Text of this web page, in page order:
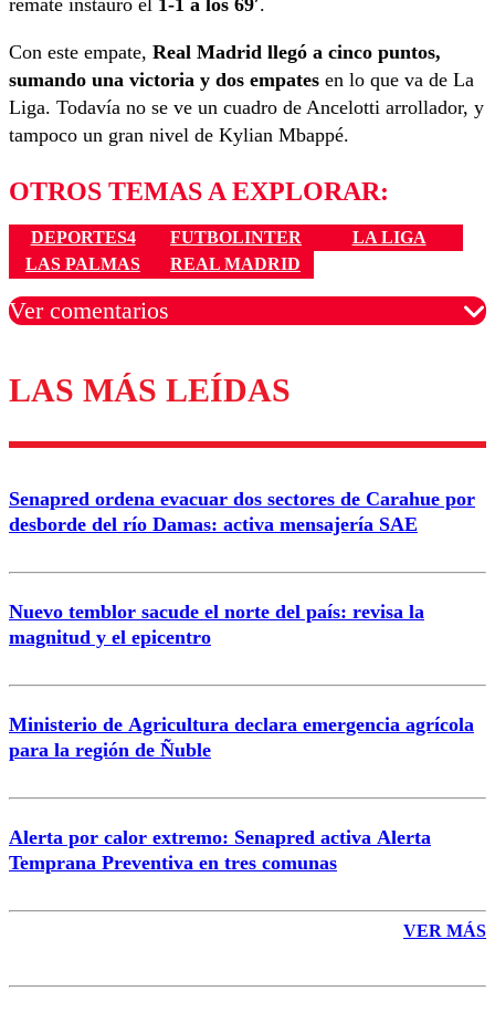
Con este empate, Real Madrid llegó a cinco puntos,
sumando una victoria y dos empates en lo que va de La
Liga. Todavía no se ve un cuadro de Ancelotti arrollador, y
tampoco un gran nivel de Kylian Mbappé.
OTROS TEMAS A EXPLORAR:
DEPORTES4 FUTBOLINTER
LA LIGA
LAS PALMAS
REAL MADRID
Ver comentarios
Los comentarios son moderados para garantizar un
diálogo respetuoso.
Nombre
Correo
LAS MÁS LEÍDAS
Senapred ordena evacuar dos sectores de Carahue por
desborde del río Damas: activa mensajería SAE
Nuevo temblor sacude el norte del país: revisa la
magnitud y el epicentro
Ministerio de Agricultura declara emergencia agrícola
para la región de Ñuble
Alerta por calor extremo: Senapred activa Alerta
Temprana Preventiva en tres comunas
VER MÁS